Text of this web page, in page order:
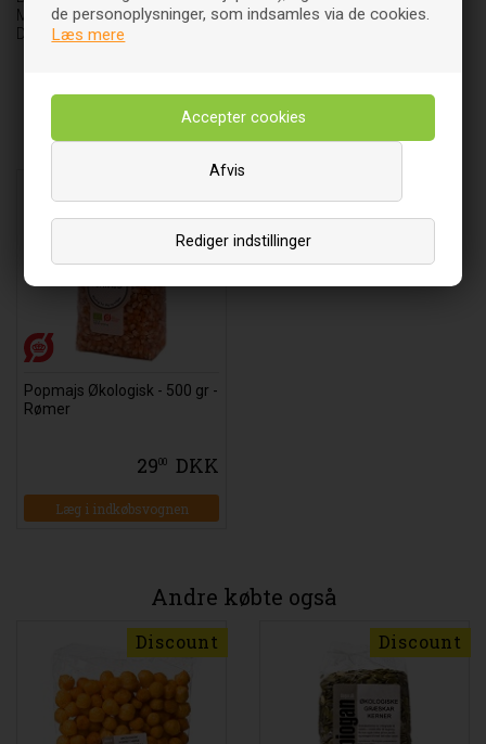
de personoplysninger, som indsamles via de cookies.
Læs mere
Rediger indstillinger
Afvis
Møgelbakken 3-5
DK-8520 Lystrup
Relaterede varer
Popmajs Økologisk - 500 gr -
Rømer
2900 DKK
Læg i indkøbsvognen
Andre købte også
Discount Discount